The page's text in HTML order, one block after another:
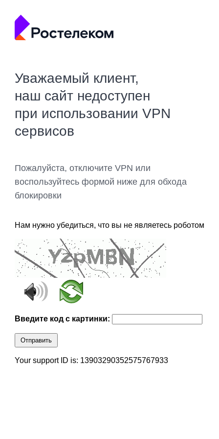
Уважаемый клиент,
наш сайт недоступен
при использовании VPN
сервисов
Пожалуйста, отключите VPN или
воспользуйтесь формой ниже для обхода
блокировки
Нам нужно убедиться, что вы не являетесь роботом
Введите код с картинки:
Отправить
Your support ID is: 13903290352575767933